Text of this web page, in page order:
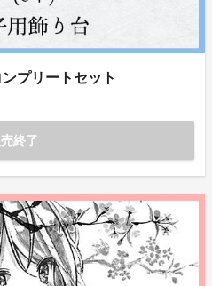
プリートセット
終了